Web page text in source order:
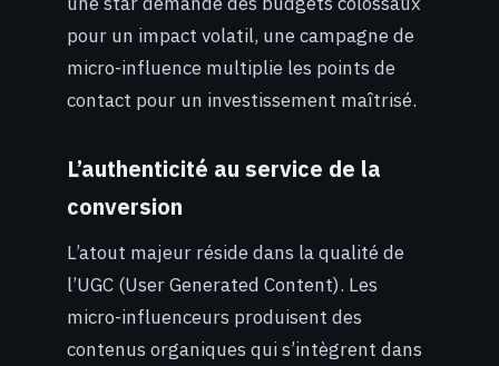
pour un impact volatil, une campagne de
micro-influence multiplie les points de
contact pour un investissement maîtrisé.
L’authenticité au service de la
conversion
L’atout majeur réside dans la qualité de
l’UGC (User Generated Content). Les
micro-influenceurs produisent des
contenus organiques qui s’intègrent dans